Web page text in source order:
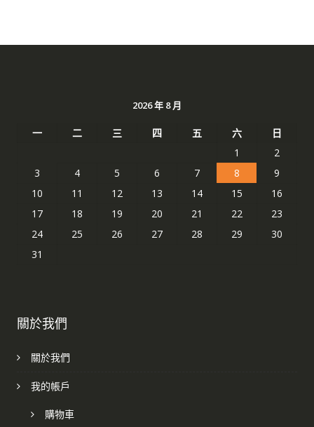
2026 年 8 月
一 二 三 四 五 六
日
1
2
3
4 5 6 7 8
9
10
11 12 13 14 15
16
17
18 19 20 21 22
23
24
25 26 27 28 29
30
31
關於我們
關於我們
我的帳戶
購物車